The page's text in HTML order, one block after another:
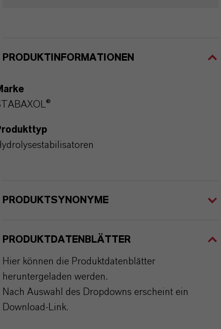
PRODUKTINFORMATIONEN
PRODUKTSYNONYME
PRODUKTDATENBLÄTTER
Hier können die Produktdatenblätter
heruntergeladen werden.
Nach Auswahl des Dropdowns erscheint ein
Download-Link.